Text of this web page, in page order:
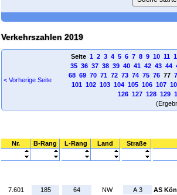
Verkehrszahlen 2019
< Vorherige Seite
Seite 1 2 3 4 5 6 7 8 9 10 11
35 36 37 38 39 40 41 42 43 44
68 69 70 71 72 73 74 75 7677
101 102 103 104 105 106 107
126 127 128 129
Nr. B-Rang L-Rang Land Straße
7.601 185 64 NW A 3
AS